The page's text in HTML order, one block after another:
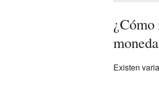
Existen